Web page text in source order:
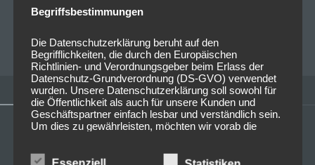
CD, bestehend aus…Read more
MICHAELA MAYER
Begriffsbestimmungen
Die Datenschutzerklärung beruht auf den
Begrifflichkeiten, die durch den Europäischen
Richtlinien- und Verordnungsgeber beim Erlass der
Datenschutz-Grundverordnung (DS-GVO) verwendet
wurden. Unsere Datenschutzerklärung soll sowohl für
die Öffentlichkeit als auch für unsere Kunden und
Geschäftspartner einfach lesbar und verständlich sein.
Um dies zu gewährleisten, möchten wir vorab die
Wir verwenden in dieser Datenschutzerklärung